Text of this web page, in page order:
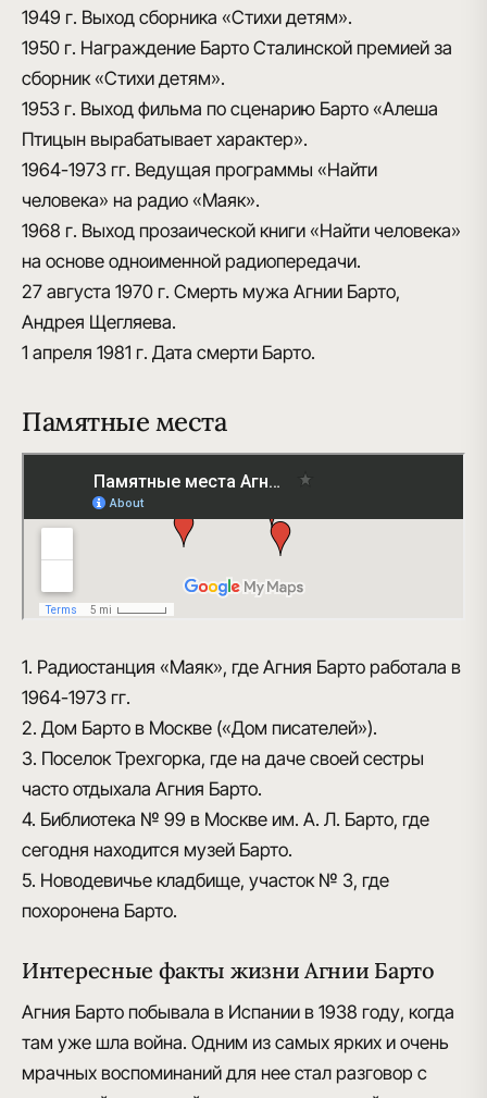
1949 г. Выход сборника «Стихи детям».
1950 г. Награждение Барто Сталинской премией за
сборник «Стихи детям».
1953 г. Выход фильма по сценарию Барто «Алеша
Птицын вырабатывает характер».
1964-1973 гг. Ведущая программы «Найти
человека» на радио «Маяк».
1968 г. Выход прозаической книги «Найти человека»
на основе одноименной радиопередачи.
27 августа 1970 г. Смерть мужа Агнии Барто,
Андрея Щегляева.
1 апреля 1981 г. Дата смерти Барто.
Памятные места
1. Радиостанция «Маяк», где Агния Барто работала в
1964-1973 гг.
2. Дом Барто в Москве («Дом писателей»).
3. Поселок Трехгорка, где на даче своей сестры
часто отдыхала Агния Барто.
4. Библиотека № 99 в Москве им. А. Л. Барто, где
сегодня находится музей Барто.
5. Новодевичье кладбище, участок № 3, где
похоронена Барто.
Интересные факты жизни Агнии Барто
Агния Барто побывала в Испании в 1938 году, когда
там уже шла война. Одним из самых ярких и очень
мрачных воспоминаний для нее стал разговор с